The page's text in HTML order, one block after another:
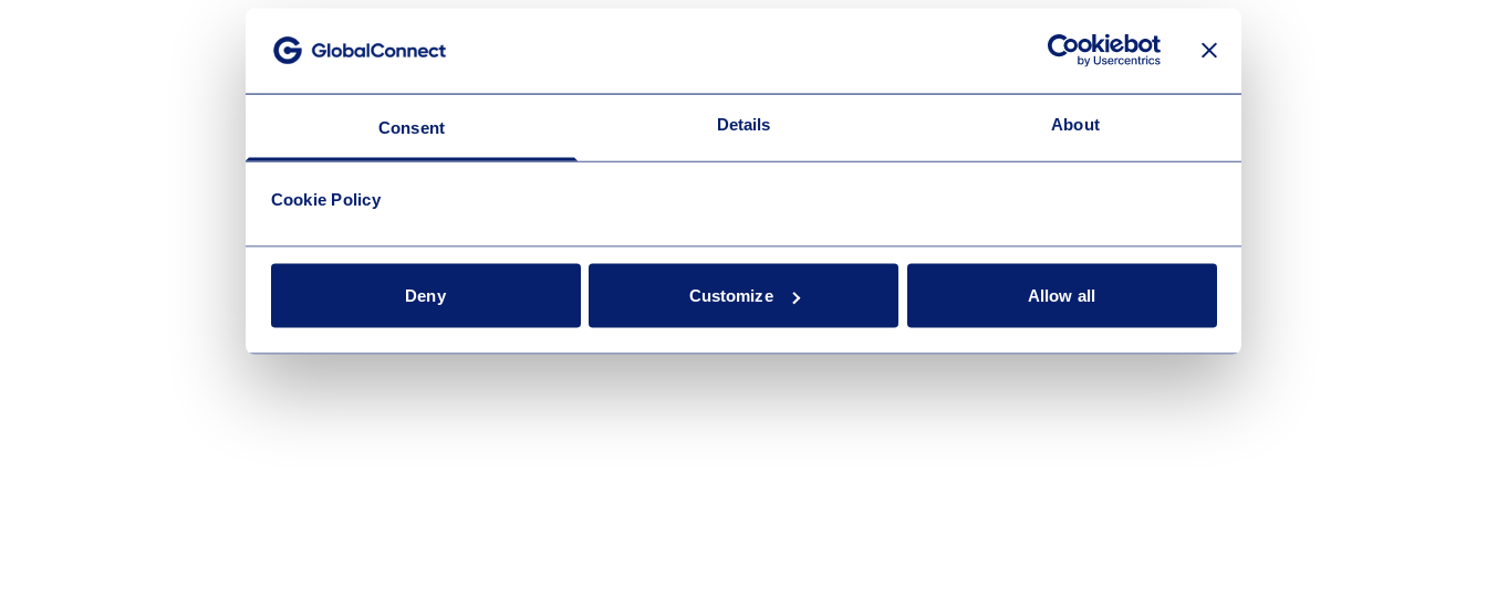
Consent Details About
Cookie Policy
Deny Customize Allow all